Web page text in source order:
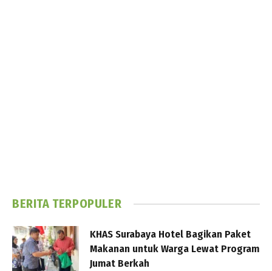
BERITA TERPOPULER
KHAS Surabaya Hotel Bagikan Paket
Makanan untuk Warga Lewat Program
Jumat Berkah